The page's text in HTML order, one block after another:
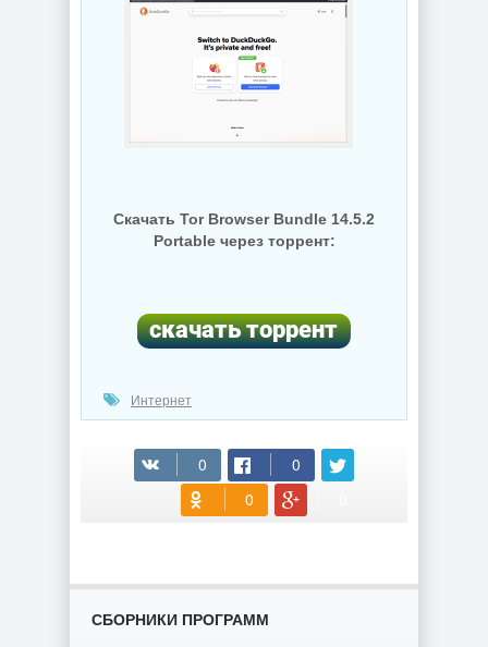
Скачать Tor Browser Bundle 14.5.2
Portable через торрент:
(cкачиваний: 191)
Интернет
СБОРНИКИ ПРОГРАММ